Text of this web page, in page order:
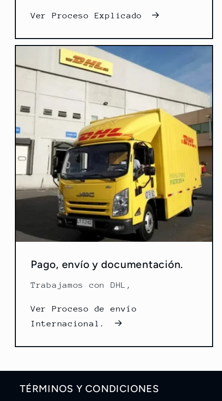
Ver Proceso Explicado
Pago, envío y documentación.
Trabajamos con DHL,
Ver Proceso de envío
Internacional.
TÉRMINOS Y CONDICIONES